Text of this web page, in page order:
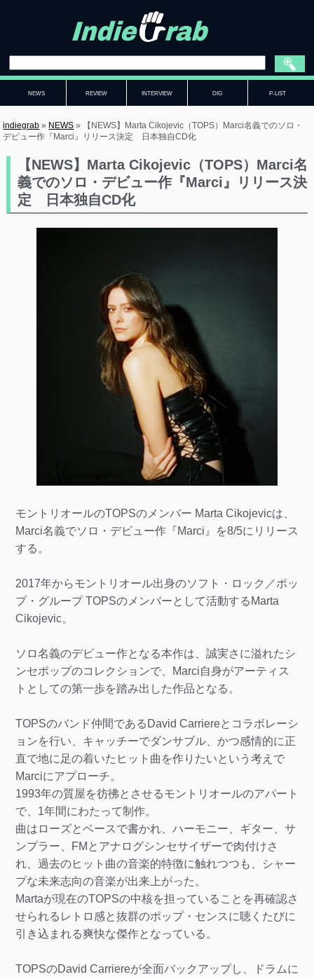
NEWS REVIEW INTERVIEW DIG P-LIST
indiegrab » NEWS »
【NEWS】Marta Cikojevic（TOPS）Marci名義でのソロ・
デビュー作『Marci』リリース決定 日本独自CD化
【NEWS】Marta Cikojevic（TOPS）Marci名
義でのソロ・デビュー作『Marci』リリース決
定 日本独自CD化
モントリオールのTOPSのメンバー Marta Cikojevicは、
Marci名義でソロ・デビュー作『Marci』を8/5にリリース
する。
2017年からモントリオール出身のソフト・ロック／ポッ
プ・グループ TOPSのメンバーとして活動するMarta
Cikojevic。
ソロ名義のデビュー作となる本作は、誠実さに溢れたシ
ンセポップのコレクションで、Marci自身がアーティス
トとしての第一歩を踏み出した作品となる。
TOPSのバンド仲間であるDavid Carriereとコラボレーシ
ョンを行い、キャッチーでダンサブル、かつ感情的に正
直で地に足の着いたヒット曲を作りたいという考えで
Marciにアプローチ。
1993年の質屋を彷彿とさせるモントリオールのアパート
で、1年間にわたって制作。
曲はローズとベースで書かれ、ハーモニー、ギター、サ
ンプラー、FMとアナログシンセサイザーで肉付けさ
れ、過去のヒット曲の音楽的特徴に触れつつも、シャー
プな未来志向の音楽が出来上がった。
Martaが現在のTOPSの中核を担っていることを再確認さ
せられるレトロ感と抜群のポップ・センスに聴くたびに
引き込まれる爽快な傑作となっている。
TOPSのDavid Carriereが全面バックアップし、ドラムに